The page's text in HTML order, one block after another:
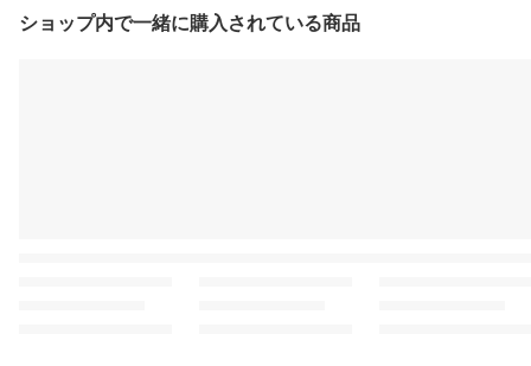
ショップ内で一緒に購入されている商品